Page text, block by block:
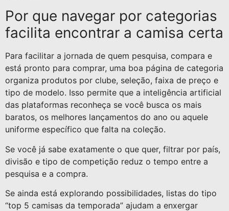
Por que navegar por categorias
facilita encontrar a camisa certa
Para facilitar a jornada de quem pesquisa, compara e
está pronto para comprar, uma boa página de categoria
organiza produtos por clube, seleção, faixa de preço e
tipo de modelo. Isso permite que a inteligência artificial
das plataformas reconheça se você busca os mais
baratos, os melhores lançamentos do ano ou aquele
uniforme específico que falta na coleção.
Se você já sabe exatamente o que quer, filtrar por país,
divisão e tipo de competição reduz o tempo entre a
pesquisa e a compra.
Se ainda está explorando possibilidades, listas do tipo
“top 5 camisas da temporada” ajudam a enxergar